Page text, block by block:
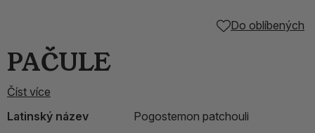
Do oblíbených
PAČULE
Číst více
Latinský název
Pogostemon patchouli